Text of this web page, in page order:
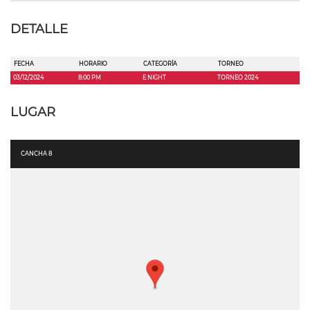
DETALLE
FECHA HORARIO CATEGORÍA
TORNEO
03/12/2024
8:00 PM E NIGHT TORNEO 2024
LUGAR
CANCHA 8